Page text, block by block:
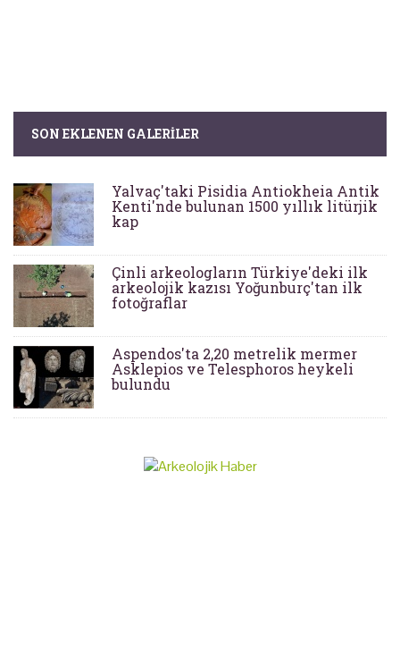
SON EKLENEN GALERILER
Yalvaç'taki Pisidia Antiokheia Antik
Kenti'nde bulunan 1500 yıllık litürjik
kap
Çinli arkeologların Türkiye'deki ilk
arkeolojik kazısı Yoğunburç'tan ilk
fotoğraflar
Aspendos'ta 2,20 metrelik mermer
Asklepios ve Telesphoros heykeli
bulundu